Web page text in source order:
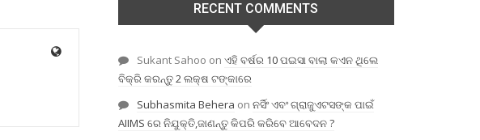
RECENT COMMENTS
Sukant Sahoo on ଏହି ବର୍ଷର 10 ପଇସା ବାଲା କଏନ ଥିଲେ
ବିକ୍ରି କରନ୍ତୁ 2 ଲକ୍ଷ ଟଙ୍କାରେ
Subhasmita Behera on ନର୍ସିଂ ଏବଂ ଗ୍ରାଜୁଏଟସଙ୍କ ପାଇଁ
AIIMS ରେ ନିଯୁକ୍ତି,ଜାଣନ୍ତୁ କିପରି କରିବେ ଆବେଦନ ?